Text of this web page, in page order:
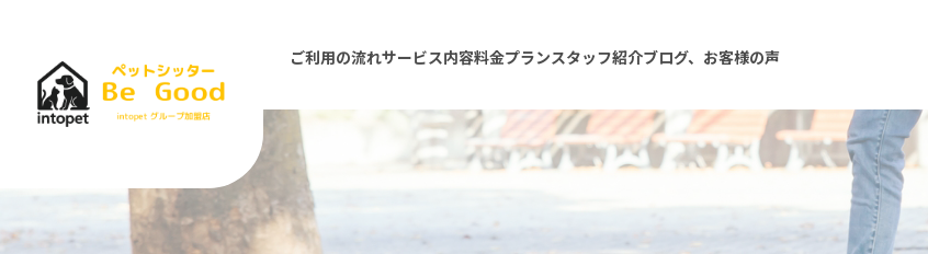
ご利用の流れサービス内容料金プランスタッフ紹介ブログ、お客様の声